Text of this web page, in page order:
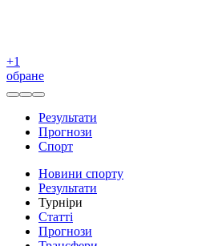
+1
обране
Результати
Прогнози
Спорт
Новини спорту
Результати
Турніри
Статті
Прогнози